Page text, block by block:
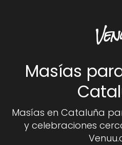
Masías
Masías en Cataluña
y celebraciones